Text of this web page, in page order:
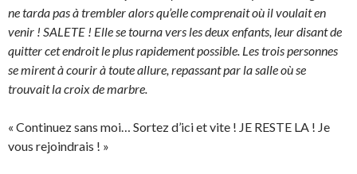
ne tarda pas à trembler alors qu’elle comprenait où il voulait en
venir ! SALETE ! Elle se tourna vers les deux enfants, leur disant de
quitter cet endroit le plus rapidement possible. Les trois personnes
se mirent à courir à toute allure, repassant par la salle où se
trouvait la croix de marbre.
« Continuez sans moi… Sortez d’ici et vite ! JE RESTE LA ! Je
vous rejoindrais ! »